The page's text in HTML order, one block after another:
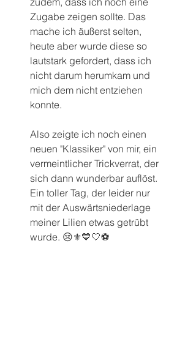
Zugabe zeigen sollte. Das
mache ich äußerst selten,
heute aber wurde diese so
lautstark gefordert, dass ich
nicht darum herumkam und
mich dem nicht entziehen
konnte.
Also zeigte ich noch einen
neuen "Klassiker" von mir, ein
vermeintlicher Trickverrat, der
sich dann wunderbar auflöst.
Ein toller Tag, der leider nur
mit der Auswärtsniederlage
meiner Lilien etwas getrübt
wurde. 😢⚜️💙🤍⚽️